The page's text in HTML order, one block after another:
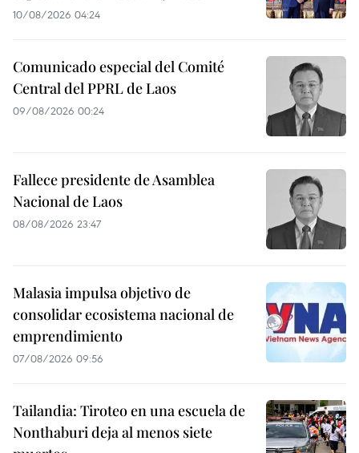
10/08/2026 04:24
Comunicado especial del Comité
Central del PPRL de Laos
09/08/2026 00:24
Fallece presidente de Asamblea
Nacional de Laos
08/08/2026 23:47
Malasia impulsa objetivo de
consolidar ecosistema nacional de
emprendimiento
07/08/2026 09:56
Tailandia: Tiroteo en una escuela de
Nonthaburi deja al menos siete